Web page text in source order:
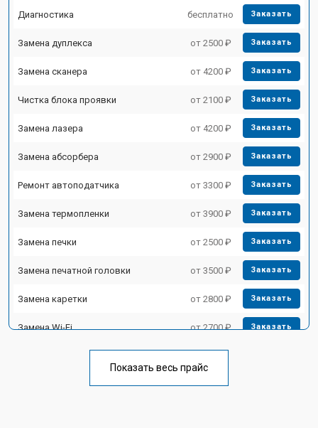
Диагностика бесплатно Заказать
Замена дуплекса от 2500 ₽ Заказать
Замена сканера от 4200 ₽ Заказать
Чистка блока проявки от 2100 ₽ Заказать
Замена лазера от 4200 ₽ Заказать
Замена абсорбера от 2900 ₽ Заказать
Ремонт автоподатчика от 3300 ₽ Заказать
Замена термопленки от 3900 ₽ Заказать
Замена печки от 2500 ₽ Заказать
Замена печатной головки от 3500 ₽ Заказать
Замена каретки от 2800 ₽ Заказать
Замена Wi-Fi от 2700 ₽ Заказать
от 3500 ₽
Показать весь прайс